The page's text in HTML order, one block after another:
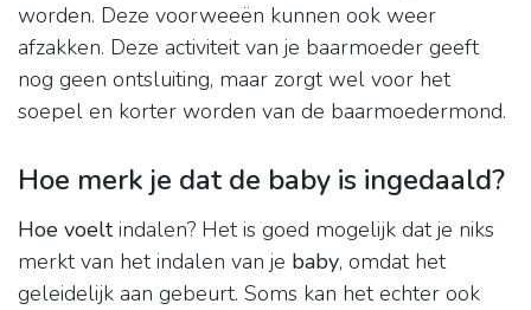
worden. Deze voorweeën kunnen ook weer
afzakken. Deze activiteit van je baarmoeder geeft
nog geen ontsluiting, maar zorgt wel voor het
soepel en korter worden van de baarmoedermond.
Hoe merk je dat de baby is ingedaald?
Hoe voeltindalen? Het is goed mogelijk dat je niks
merkt van het indalen van je baby, omdat het
geleidelijk aan gebeurt. Soms kan het echter ook